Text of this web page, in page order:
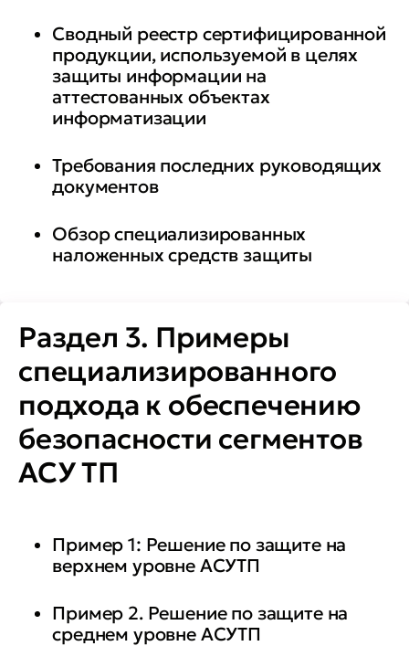
Сводный реестр сертифицированной
продукции, используемой в целях
защиты информации на
аттестованных объектах
информатизации
Требования последних руководящих
документов
Обзор специализированных
наложенных средств защиты
Раздел 3. Примеры
специализированного
подхода к обеспечению
безопасности сегментов
АСУ ТП
Пример 1: Решение по защите на
верхнем уровне АСУТП
Пример 2. Решение по защите на
среднем уровне АСУТП